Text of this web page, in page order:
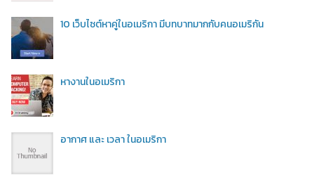
10 เว็บไซต์หาคู่ในอเมริกา มีบทบาทมากกับคนอเมริกัน
หางานในอเมริกา
อากาศ และ เวลา ในอเมริกา